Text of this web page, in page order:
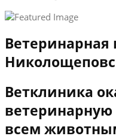
Ветеринарная
Ветклиника
всем